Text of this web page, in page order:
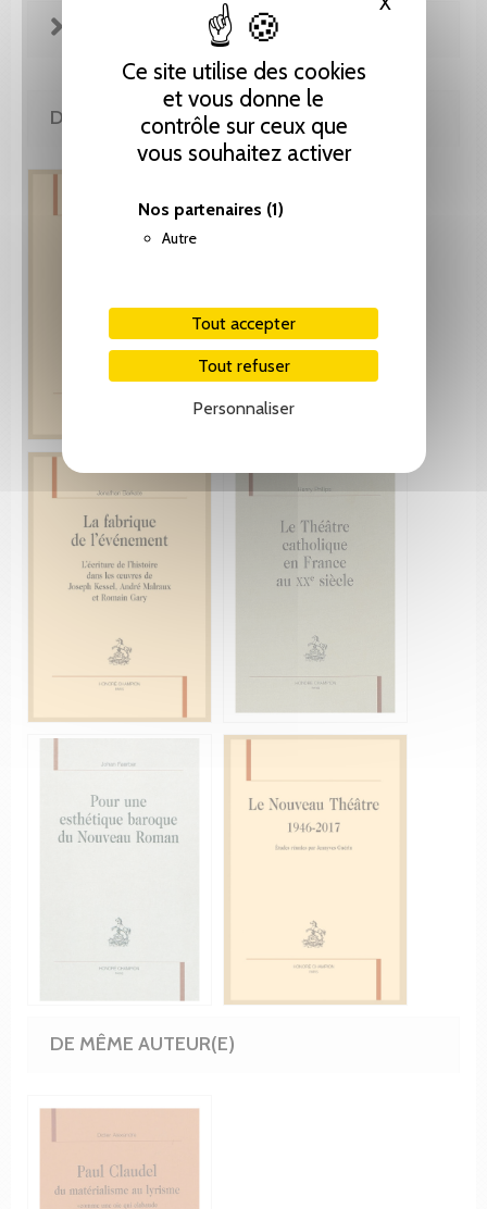
Ce site utilise des cookies
et vous donne le
contrôle sur ceux que
vous souhaitez activer
Nos partenaires (1)
Autre
Tout accepter
Tout refuser
Personnaliser
FICHE TECHNIQUE
DE LA MÊME COLLECTION
DE MÊME AUTEUR(E)